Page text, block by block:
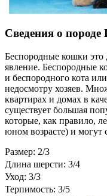
Сведения о
Беспородные кошки это
явление. Беспородные
и беспородного кота
недосмотру хозяев.
квартирах и домах в
существует большая
которые, как правило,
юном возрасте) и могут
Размер: 2/3
Длина шерсти: 3/4
Уход: 3/3
Терпимость: 3/5